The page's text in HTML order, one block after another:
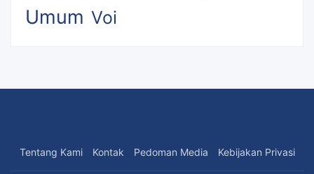
Umum Voi
Tentang Kami Kontak Pedoman Media Kebijakan Privasi